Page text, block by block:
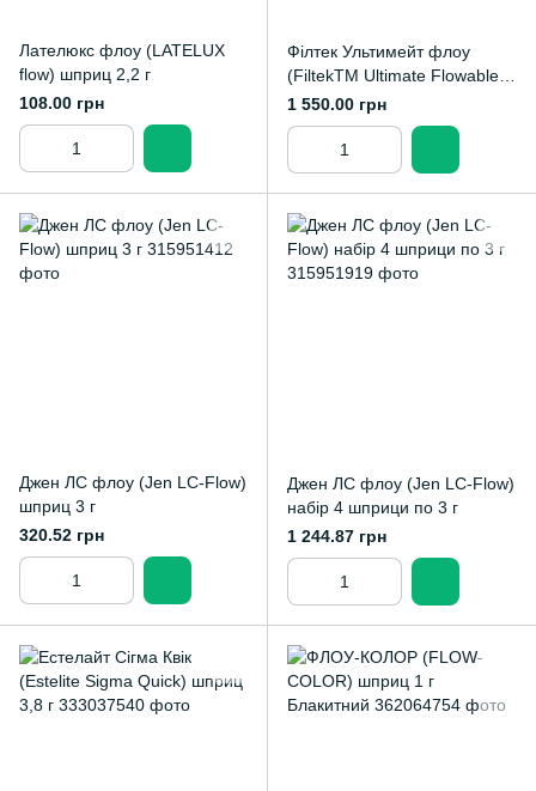
Лателюкс флоу (LATELUX
flow) шприц 2,2 г
108.00 грн
Філтек Ультимейт флоу
(FiltekTM Ultimate Flowable)
2 г
1 550.00 грн
Джен ЛС флоу (Jen LC-Flow)
шприц 3 г
320.52 грн
Джен ЛС флоу (Jen LC-Flow)
набір 4 шприци по 3 г
1 244.87 грн